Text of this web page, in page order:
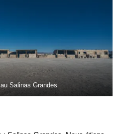
Salinas Grandes